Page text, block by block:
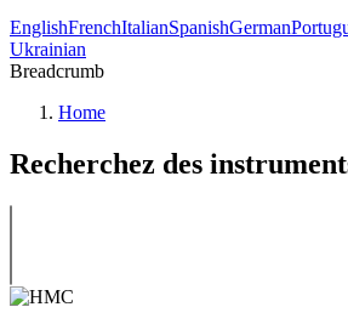
EnglishFrenchItalianSpanishGerman
Ukrainian
Breadcrumb
Home
Recherchez des